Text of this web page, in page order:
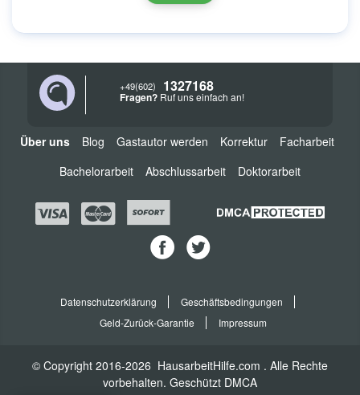
+49(602) 1327168
Fragen? Ruf uns einfach an!
Über uns Blog Gastautor werden Korrektur
Facharbeit
Bachelorarbeit
Abschlussarbeit Doktorarbeit
Datenschutzerklärung
Geschäftsbedingungen
Geld-Zurück-Garantie
Impressum
© Copyright 2016-2026 HausarbeitHilfe.com . Alle Rechte
vorbehalten. Geschützt DMCA